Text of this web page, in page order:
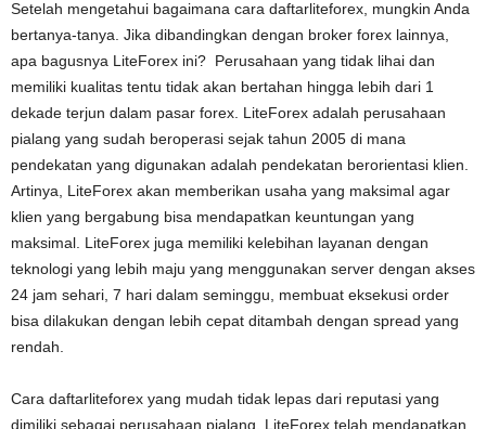
Setelah mengetahui bagaimana cara daftarliteforex, mungkin Anda
bertanya-tanya. Jika dibandingkan dengan broker forex lainnya,
apa bagusnya LiteForex ini? Perusahaan yang tidak lihai dan
memiliki kualitas tentu tidak akan bertahan hingga lebih dari 1
dekade terjun dalam pasar forex. LiteForex adalah perusahaan
pialang yang sudah beroperasi sejak tahun 2005 di mana
pendekatan yang digunakan adalah pendekatan berorientasi klien.
Artinya, LiteForex akan memberikan usaha yang maksimal agar
klien yang bergabung bisa mendapatkan keuntungan yang
maksimal. LiteForex juga memiliki kelebihan layanan dengan
teknologi yang lebih maju yang menggunakan server dengan akses
24 jam sehari, 7 hari dalam seminggu, membuat eksekusi order
bisa dilakukan dengan lebih cepat ditambah dengan spread yang
rendah.
Cara daftarliteforex yang mudah tidak lepas dari reputasi yang
dimiliki sebagai perusahaan pialang. LiteForex telah mendapatkan